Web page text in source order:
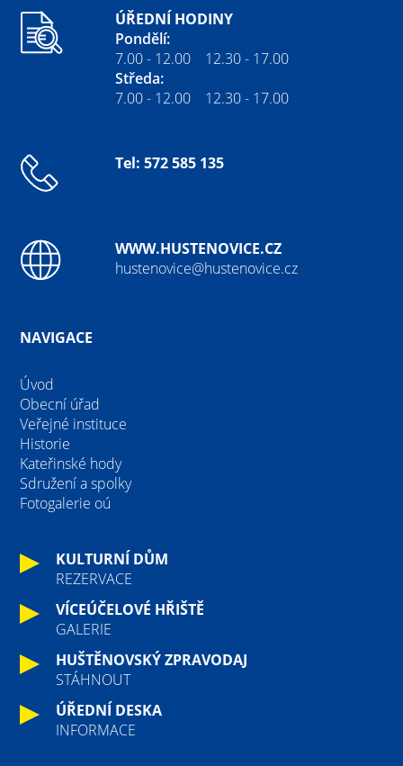
ÚŘEDNÍ HODINY
Pondělí:
7.00 - 12.00 12.30 - 17.00
Středa:
7.00 - 12.00 12.30 - 17.00
Tel: 572 585 135
WWW.HUSTENOVICE.CZ
hustenovice@hustenovice.cz
NAVIGACE
Úvod
Obecní úřad
Veřejné instituce
Historie
Kateřinské hody
Sdružení a spolky
Fotogalerie oú
KULTURNÍ DŮM
REZERVACE
VÍCEÚČELOVÉ HŘIŠTĚ
GALERIE
HUŠTĚNOVSKÝ ZPRAVODAJ
STÁHNOUT
ÚŘEDNÍ DESKA
INFORMACE